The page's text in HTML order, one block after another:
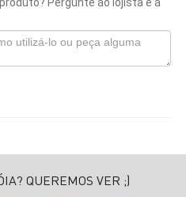
QUEREMOS VER ;)